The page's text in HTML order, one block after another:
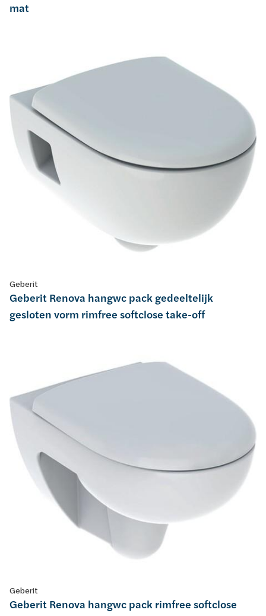
mat
Geberit
Geberit Renova hangwc pack gedeeltelijk
gesloten vorm rimfree softclose take-off
Geberit
Geberit Renova hangwc pack rimfree softclose